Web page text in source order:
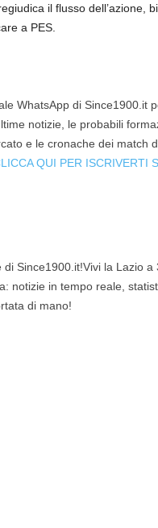
il flusso dell’azione,
a PES.
WhatsApp di Since1900.it
notizie, le probabili
e le cronache dei match
QUI PER ISCRIVERTI
di Since1900.it!Vivi la Lazio a
notizie in tempo reale,
di mano!